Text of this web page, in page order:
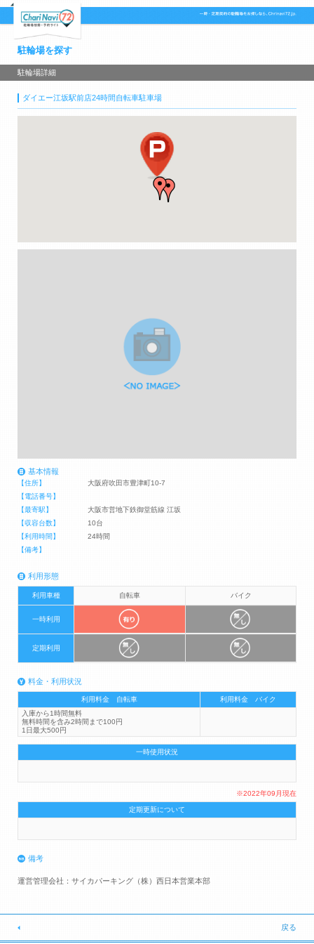
駐輪場を探す
駐輪場詳細
ダイエー江坂駅前店24時間自転車駐車場
基本情報
【住所】
大阪府吹田市豊津町10-7
【電話番号】
【最寄駅】
大阪市営地下鉄御堂筋線 江坂
【収容台数】
10台
【利用時間】
24時間
【備考】
利用形態
利用車種 自転車 バイク
一時利用
定期利用
料金・利用状況
利用料金 自転車
利用料金 バイク
入庫から1時間無料
無料時間を含み2時間まで100円
1日最大500円
一時使用状況
※2022年09月現在
定期更新について
備考
運営管理会社：サイカパーキング（株）西日本営業本部
戻る